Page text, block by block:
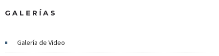
GALERÍAS
Galería de Video